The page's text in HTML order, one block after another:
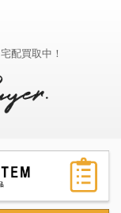
配買取中！